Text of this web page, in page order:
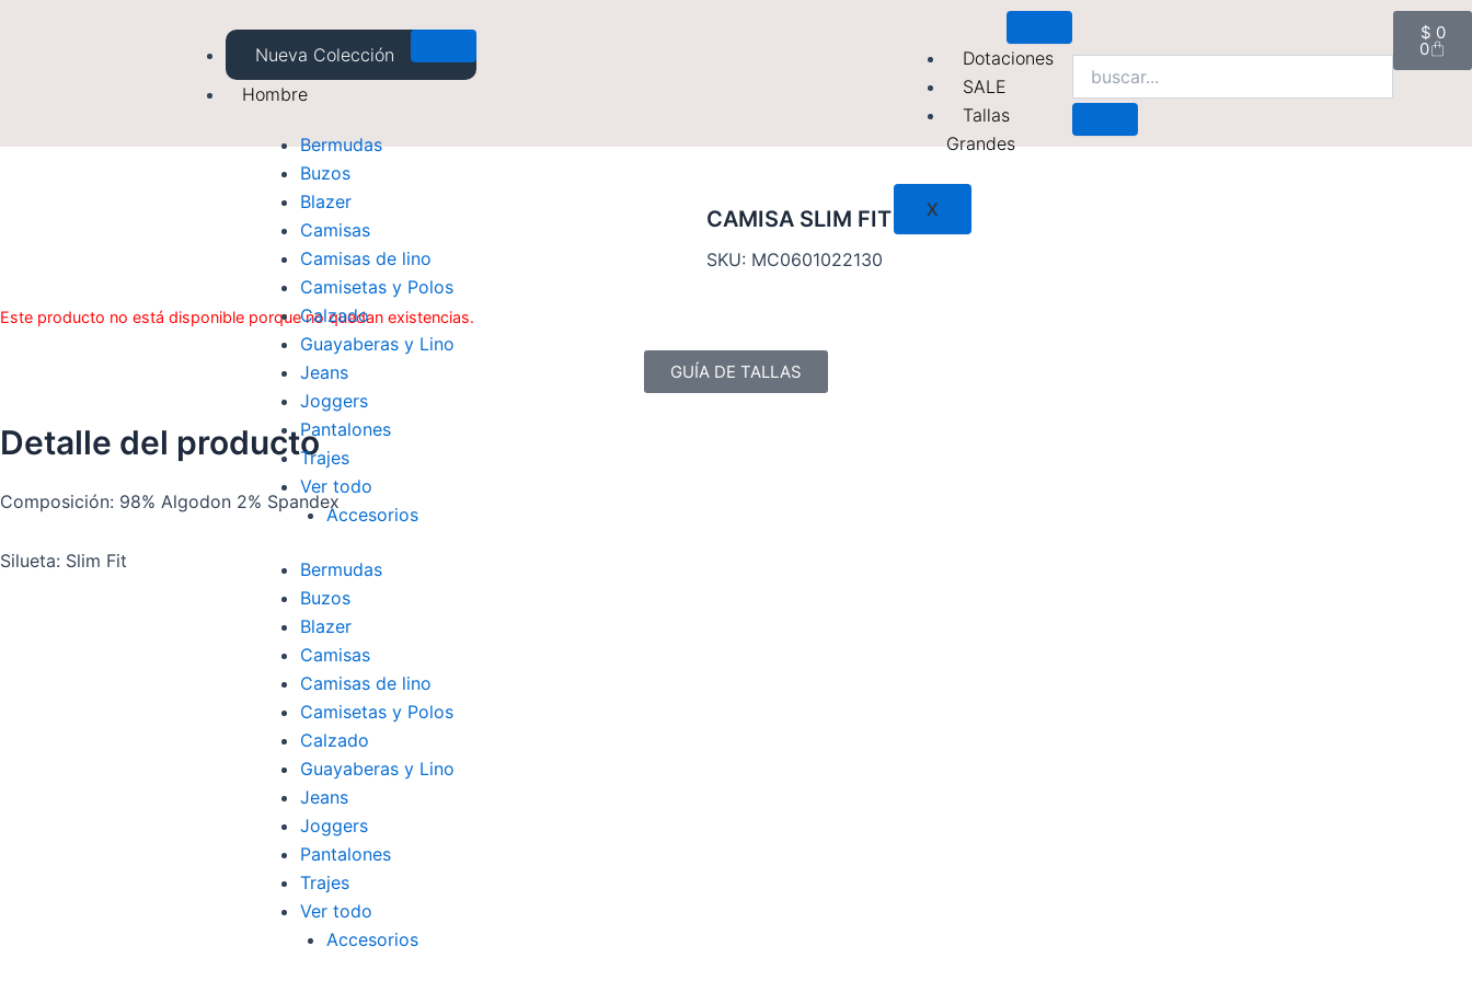
Nueva Colección
Hombre
Bermudas
Buzos
Blazer
Camisas
Camisas de lino
Camisetas y Polos
Calzado
Guayaberas y Lino
Jeans
Joggers
Pantalones
Trajes
Ver todo
Accesorios
Bermudas
Buzos
Blazer
Camisas
Camisas de lino
Camisetas y Polos
Calzado
Guayaberas y Lino
Jeans
Joggers
Pantalones
Trajes
Ver todo
Accesorios
Dotaciones
SALE
Tallas
Grandes
X
$ 0
0
Cart
CAMISA SLIM FIT MC
SKU: MC0601022130
Este producto no está disponible porque no quedan existencias.
GUÍA DE TALLAS
Detalle del producto
Composición: 98% Algodon 2% Spandex
Silueta: Slim Fit